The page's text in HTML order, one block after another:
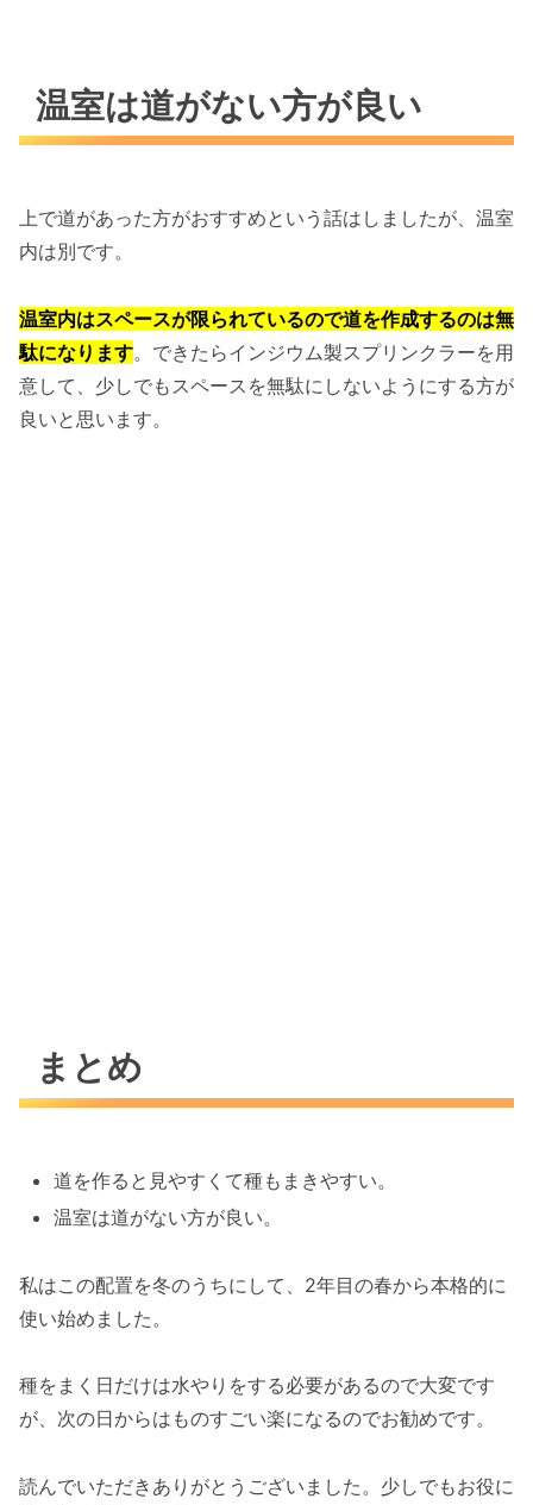
温室は道がない方が良い
上で道があった方がおすすめという話はしましたが、温室
内は別です。
温室内はスペースが限られているので道を作成するのは無
駄になります。できたらインジウム製スプリンクラーを用
意して、少しでもスペースを無駄にしないようにする方が
良いと思います。
まとめ
道を作ると見やすくて種もまきやすい。
温室は道がない方が良い。
私はこの配置を冬のうちにして、2年目の春から本格的に
使い始めました。
種をまく日だけは水やりをする必要があるので大変です
が、次の日からはものすごい楽になるのでお勧めです。
読んでいただきありがとうございました。少しでもお役に